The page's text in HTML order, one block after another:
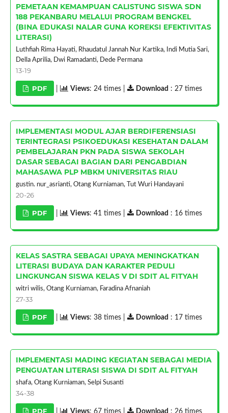
PEMETAAN KEMAMPUAN CALISTUNG SISWA SDN
188 PEKANBARU MELALUI PROGRAM BENGKEL
(BINA EDUKASI NALAR GUNA KOREKSI EFEKTIVITAS
LITERASI)
Luthfiah Rima Hayati, Rhaudatul Jannah Nur Kartika, Indi Mutia Sari,
Della Aprilia, Dwi Ramadanti, Dede Permana
13-19
PDF Views: 24 times | Download : 27 times
IMPLEMENTASI MODUL AJAR BERDIFERENSIASI
TERINTEGRASI PSIKOEDUKASI KESEHATAN DALAM
PEMBELAJARAN PKN PADA SISWA SEKOLAH
DASAR SEBAGAI BAGIAN DARI PENGABDIAN
MAHASAWA PLP MBKM UNIVERSITAS RIAU
gustin. nur_asrianti, Otang Kurniaman, Tut Wuri Handayani
20-26
PDF Views: 41 times | Download : 16 times
KELAS SASTRA SEBAGAI UPAYA MENINGKATKAN
LITERASI BUDAYA DAN KARAKTER PEDULI
LINGKUNGAN SISWA KELAS V DI SDIT AL FITYAH
witri wilis, Otang Kurniaman, Faradina Afnaniah
27-33
PDF Views: 38 times | Download : 17 times
IMPLEMENTASI MADING KEGIATAN SEBAGAI MEDIA
PENGUATAN LITERASI SISWA DI SDIT AL FITYAH
shafa, Otang Kurniaman, Selpi Susanti
34-38
PDF Views: 67 times | Download : 26 times